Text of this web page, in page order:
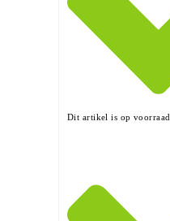
Dit artikel is op voorraad